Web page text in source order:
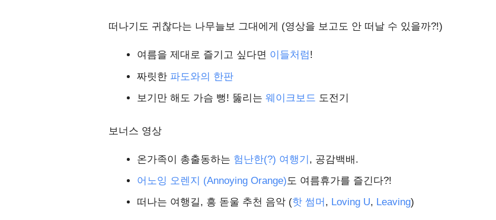
떠나기도 귀찮다는 나무늘보 그대에게 (영상을 보고도 안 떠날 수 있을까?!)
여름을 제대로 즐기고 싶다면 이들처럼!
짜릿한 파도와의 한판
보기만 해도 가슴 뻥! 뚫리는 웨이크보드 도전기
보너스 영상
온가족이 총출동하는 험난한(?) 여행기 , 공감백배.
어노잉 오렌지 (Annoying Orange)도 여름휴가를 즐긴다?!
떠나는 여행길, 흥 돋울 추천 음악 (핫 썸머 , Loving U, Leaving)